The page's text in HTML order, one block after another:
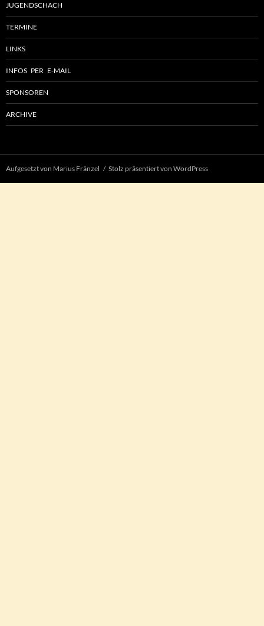
JUGENDSCHACH
TERMINE
LINKS
INFOS PER E-MAIL
SPONSOREN
ARCHIVE
Aufgesetzt von Marius Fränzel Stolz präsentiert von WordPress